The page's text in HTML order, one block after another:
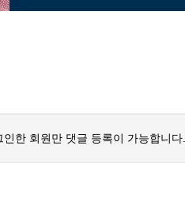
인한 회원만 댓글 등록이 가능합니다.